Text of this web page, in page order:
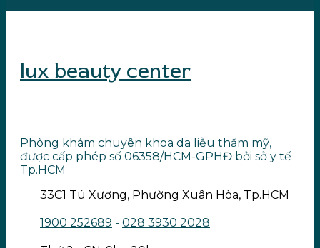
lux beauty center
Phòng khám chuyên khoa da liễu thẩm mỹ,
được cấp phép số 06358/HCM-GPHĐ bởi sở y tế
Tp.HCM
33C1 Tú Xương, Phường Xuân Hòa, Tp.HCM
1900 252689 - 028 3930 2028